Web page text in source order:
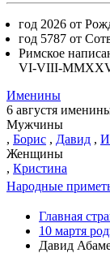
год 2026 от
год 5787 от
Римское
VI-VIII-
Именины
6 августя
Мужчины
, Борис , Давид ,
Женщины
, Кристина
Народные
Главная
10 мартя
Давид